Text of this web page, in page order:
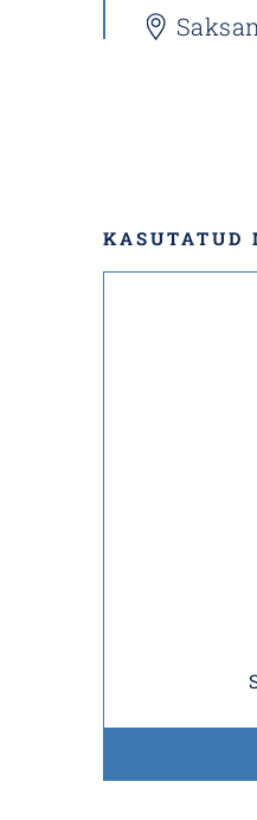
KASUTATUD